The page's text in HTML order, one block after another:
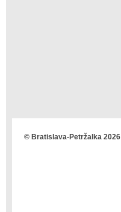
© Bratislava-Petržalka 2026